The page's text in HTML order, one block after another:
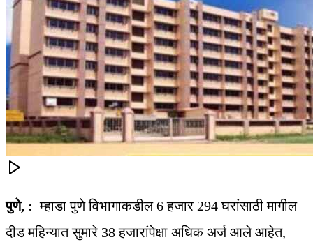
पुणे, : म्हाडा पुणे विभागाकडील 6 हजार 294 घरांसाठी मागील
दीड महिन्यात सुमारे 38 हजारांपेक्षा अधिक अर्ज आले आहेत,